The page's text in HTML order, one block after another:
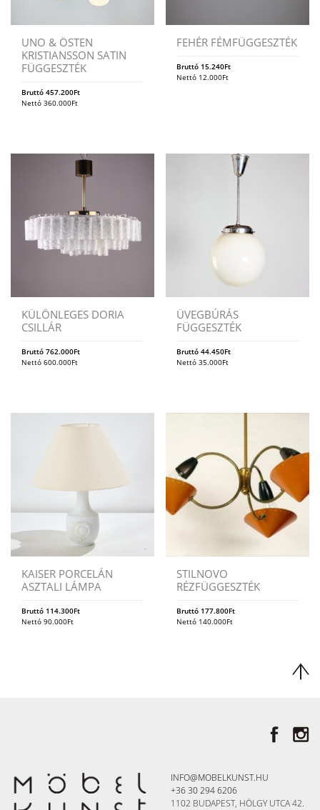
UNO & ÖSTEN
KRISTIANSSON SATIN
FÜGGESZTÉK
Bruttó 457.200Ft
Nettó 360.000Ft
FEHÉR FÉMFÜGGESZTÉK
Bruttó 15.240Ft
Nettó 12.000Ft
KÜLÖNLEGES DORIA
CSILLÁR
Bruttó 762.000Ft
Nettó 600.000Ft
ÜVEGBÚRÁS
FÜGGESZTÉK
Bruttó44.450Ft
Nettó35.000Ft
KAISER PORCELÁN
ASZTALI LÁMPA
Bruttó 114.300Ft
Nettó 90.000Ft
STILNOVO
RÉZFÜGGESZTÉK
Bruttó 177.800Ft
Nettó 140.000Ft
INFO@MOBELKUNST.HU
+36 30 294 6206
1102 BUDAPEST, HÖLGY UTCA 42.